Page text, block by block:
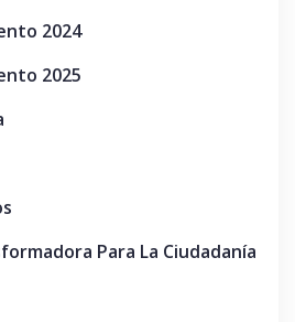
2024
2025
Para La Ciudadanía